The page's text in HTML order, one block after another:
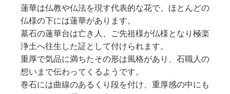
蓮華は仏教や仏法を現す代表的な花で、ほとんどの
仏様の下には蓮華があります。
墓石の蓮華台は亡き人、ご先祖様が仏様となり極楽
浄土へ往生した証として付けられます。
重厚で気品に満ちたその形は風格があり、石職人の
想いまで伝わってくるようです。
巻石には曲線のあるくり段を付け、重厚感の中にも